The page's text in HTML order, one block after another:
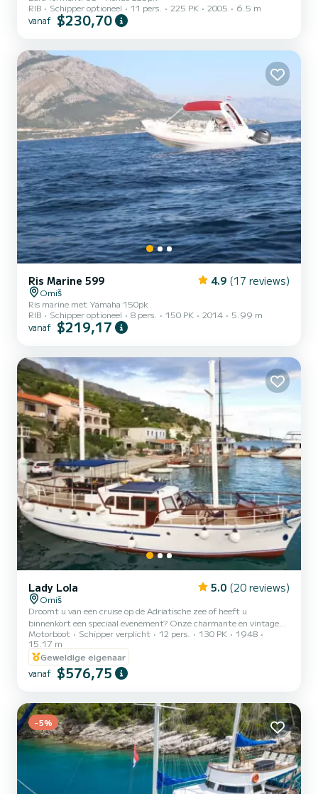
RIB
Schipper optioneel 11 pers. 225 PK 2005 6.5 m
vanaf $230,70
Ris Marine 599 4.9 (17 reviews)
Omiš
Ris marine met Yamaha 150pk
RIB
Schipper optioneel 8 pers. 150 PK 2014 5.99 m
vanaf $219,17
Lady Lola 5.0 (20 reviews)
Omiš
Droomt u van een cruise op de Adriatische zee of heeft u
binnenkort een speciaal evenement? Onze charmante en vintage
boot "Lady Lola" maakt uw ervaring onvergetelijk! U kunt hem voor
een of meerdere dagen huren vanuit Split, Omiš of een andere
bestemming in de buurt. Onze FANTASTISCHE AANBIEDING voor
dagelijkse charter is inclusief: - Schipper en matroos - Brandstof
voor de cruise - Lunch (vis- en vleesopties) - Afhandelingskosten
Motorboot Schipper verplicht 12 pers. 130 PK
1948
15.17 m
Geweldige eigenaar
vanaf $576,75
-5%